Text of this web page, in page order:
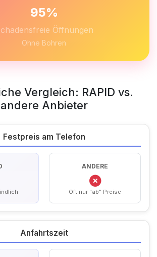
95%
Öffnungen
Ohne Bohren
Vergleich: RAPID vs.
andere Anbieter
Festpreis am Telefon
ANDERE
Oft nur "ab" Preise
Anfahrtszeit